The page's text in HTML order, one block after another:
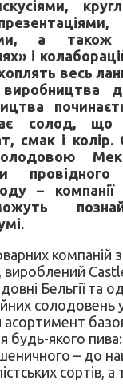
а
і
весь
виробництва
солод, що
смак і колір.
провідного
–
компаній з
Бельгії та
солодовень
будь-якого пива:
– до
сортів,